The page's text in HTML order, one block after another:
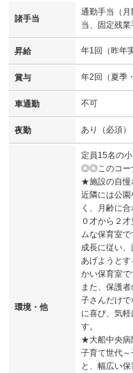
諸手当
通勤手当（
当、固定残業
昇給 年1回（昨年
賞与 年2回（夏季
車通勤 不可
夜勤 あり（必須）
環境・他
定員15名の
◎◎このコー
★施設の自慢
近隣には公
く、月齢に
０才から２
ムな保育室で
成長に従い
あげようと
かい保育室で
また、保護
子さんだけ
に喜び、気
す。
★大船中央病
子育て世代
と、幅広い保